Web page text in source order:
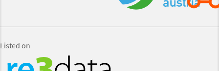
Listed on